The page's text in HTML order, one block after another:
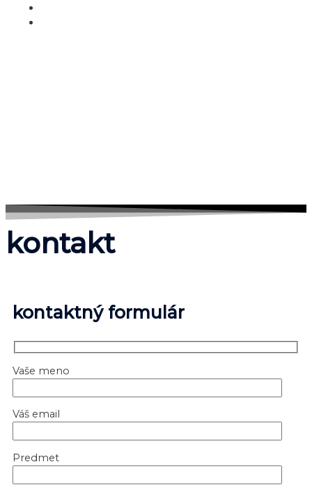
kontakt
kontaktný formulár
Vaše meno
Váš email
Predmet